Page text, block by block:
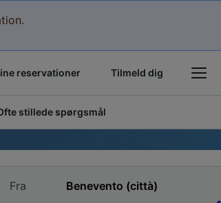
reservationer Tilmeld dig
stillede spørgsmål
Fra